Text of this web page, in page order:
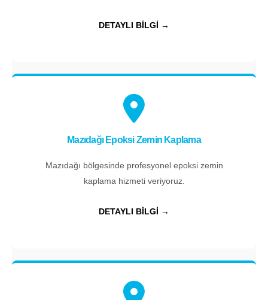
DETAYLI BİLGİ →
Mazıdağı Epoksi Zemin Kaplama
Mazıdağı bölgesinde profesyonel epoksi zemin
kaplama hizmeti veriyoruz.
DETAYLI BİLGİ →